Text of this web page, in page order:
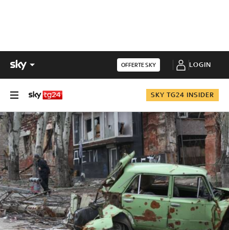
OFFERTE SKY LOGIN
SKY TG24 INSIDER